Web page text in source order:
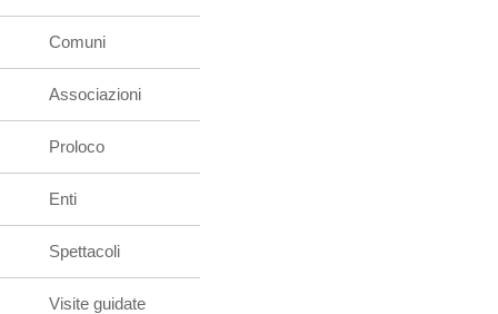
Comuni
Associazioni
Proloco
Enti
Spettacoli
Visite guidate